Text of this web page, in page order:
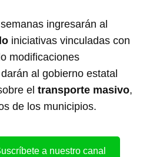
ingresarán al
iniciativas vinculadas con
modificaciones
al gobierno estatal
eltransporte masivo,
de los municipios.
a nuestro canal